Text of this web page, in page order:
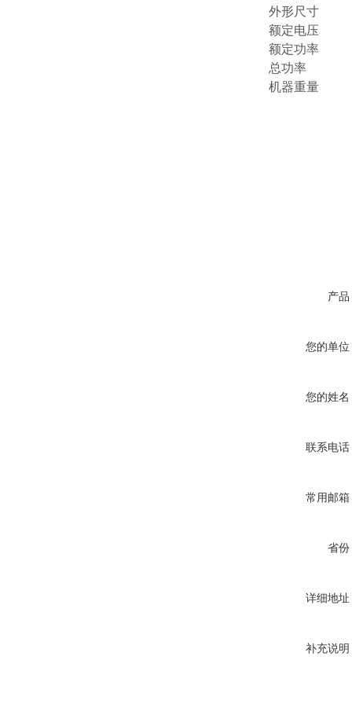
外形尺寸
额定电压
额定功率
总功率
机器重量
产品
您的单位
您的姓名
联系电话
常用邮箱
省份
详细地址
补充说明